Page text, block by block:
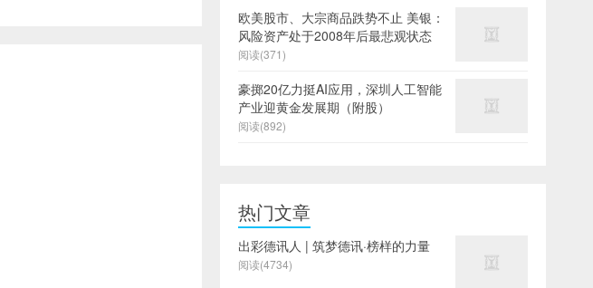
欧美股市、大宗商品跌势不止 美银：
风险资产处于2008年后最悲观状态
阅读(371)
豪掷20亿力挺AI应用，深圳人工智能
产业迎黄金发展期（附股）
阅读(892)
热门文章
出彩德讯人 | 筑梦德讯·榜样的力量
阅读(4734)